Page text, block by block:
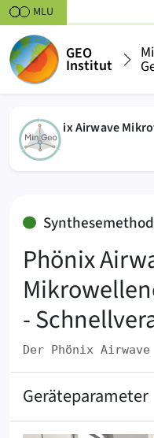
Zum Inhalt springen
MLU
GEO
Institut
Phönix Airwave
Phönix
-
Der Phönix
Geräteparameter